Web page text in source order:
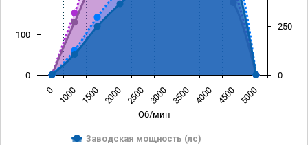
Об/мин
Заводская мощность (лс)
0 1000 1500 2000 2500 3000 3500 4000 4500 5000
0
100
0
250